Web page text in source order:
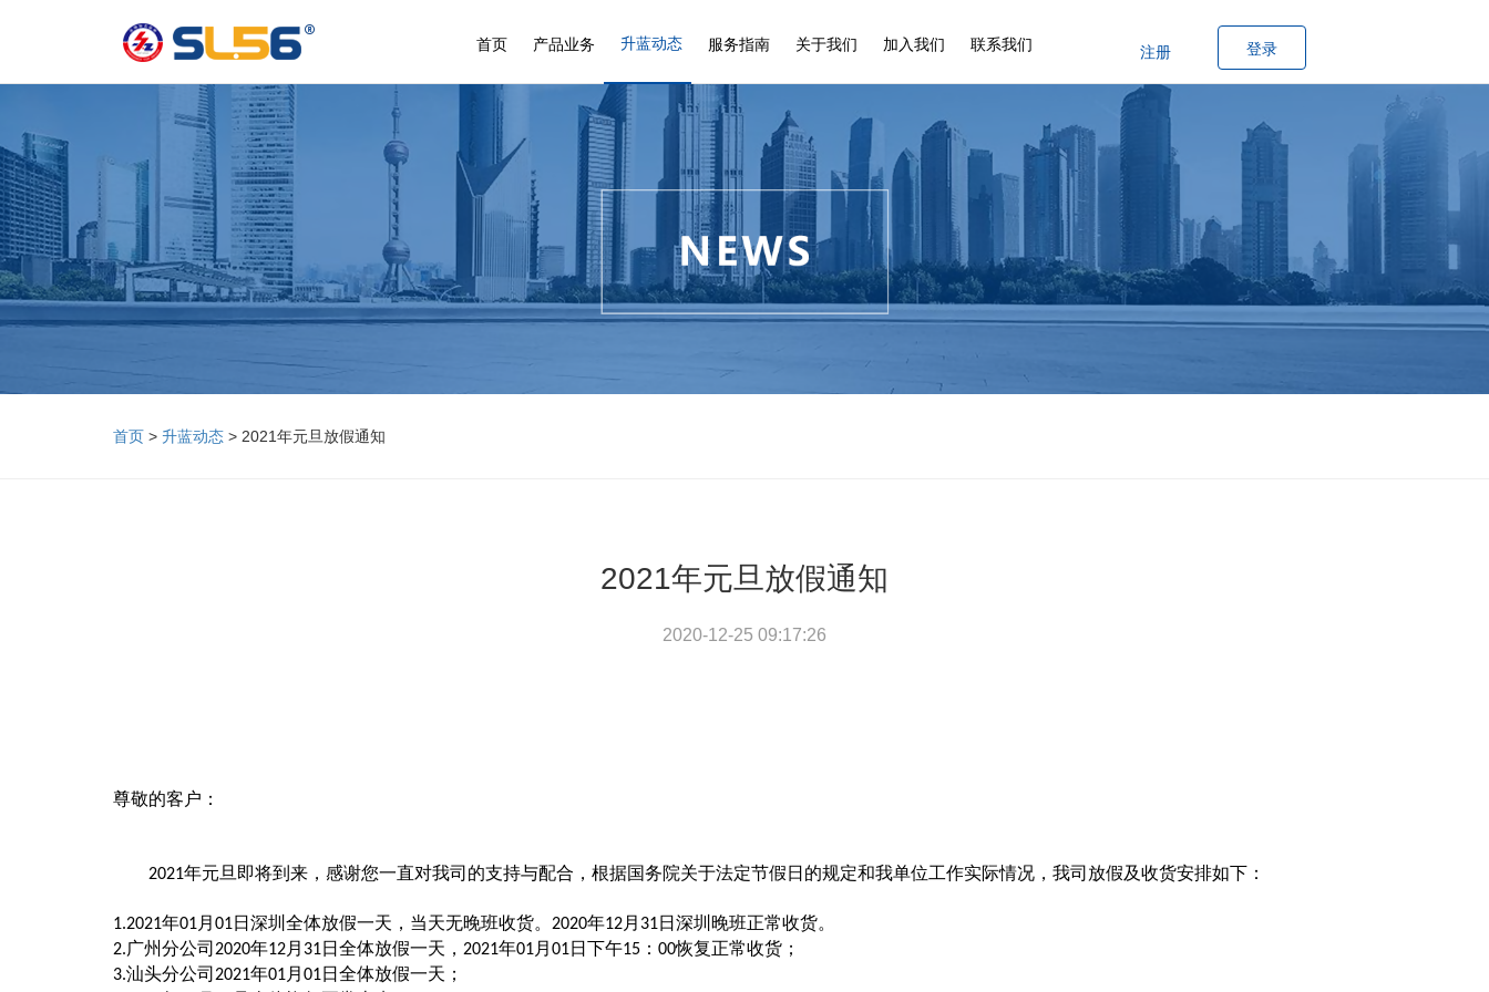
首页 产品业务 升蓝动态 服务指南 关于我们 加入我们 联系我们 注册 登录
首页 > 升蓝动态 > 2021年元旦放假通知
2021年元旦放假通知
2020-12-25 09:17:26
尊敬的客户：
2021年元旦即将到来，感谢您一直对我司的支持与配合，根据国务院关于法定节假日的规定和我单位工作实际情况，我司放假及收货安排如下：
1.2021年01月 01日深圳全体放假一天，当天无晚班收货。 2020年12月 31日深圳晚班正常收货。
2.广州分公司 2020年12月 31日全体放假一天， 2021年01月 01日下午15 ： 00恢复正常收货；
3.汕头分公司 2021年01月 01日全体放假一天；